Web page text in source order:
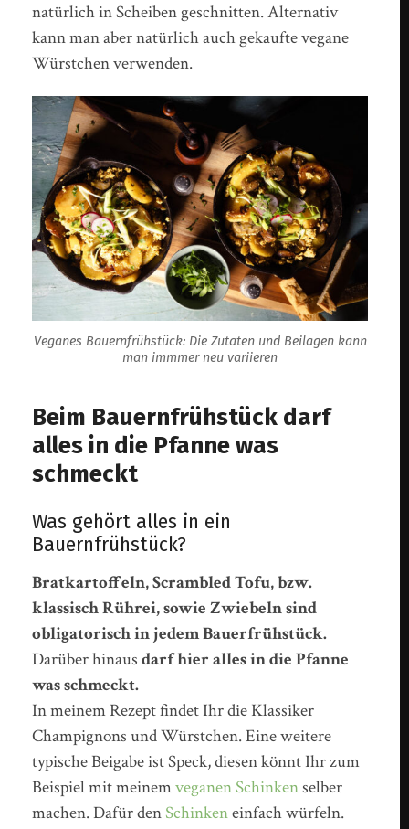
natürlich in Scheiben geschnitten. Alternativ
kann man aber natürlich auch gekaufte vegane
Würstchen verwenden.
Veganes Bauernfrühstück: Die Zutaten und Beilagen kann
man immmer neu variieren
Beim Bauernfrühstück darf
alles in die Pfanne was
schmeckt
Was gehört alles in ein
Bauernfrühstück?
Bratkartoffeln, Scrambled Tofu, bzw.
klassisch Rührei, sowie Zwiebeln sind
obligatorisch in jedem Bauerfrühstück.
Darüber hinausdarf hier alles in die Pfanne
was schmeckt.
In meinem Rezept findet Ihr die Klassiker
Champignons und Würstchen. Eine weitere
typische Beigabe ist Speck, diesen könnt Ihr zum
Beispiel mit meinemveganen Schinkenselber
machen. Dafür den Schinkeneinfach würfeln.